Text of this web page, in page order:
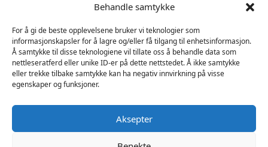
Behandle samtykke
For å gi de beste opplevelsene bruker vi teknologier som
informasjonskapsler for å lagre og/eller få tilgang til enhetsinformasjon.
Å samtykke til disse teknologiene vil tillate oss å behandle data som
nettleseratferd eller unike ID-er på dette nettstedet. Å ikke samtykke
eller trekke tilbake samtykke kan ha negativ innvirkning på visse
egenskaper og funksjoner.
Aksepter
Vi er sosiale